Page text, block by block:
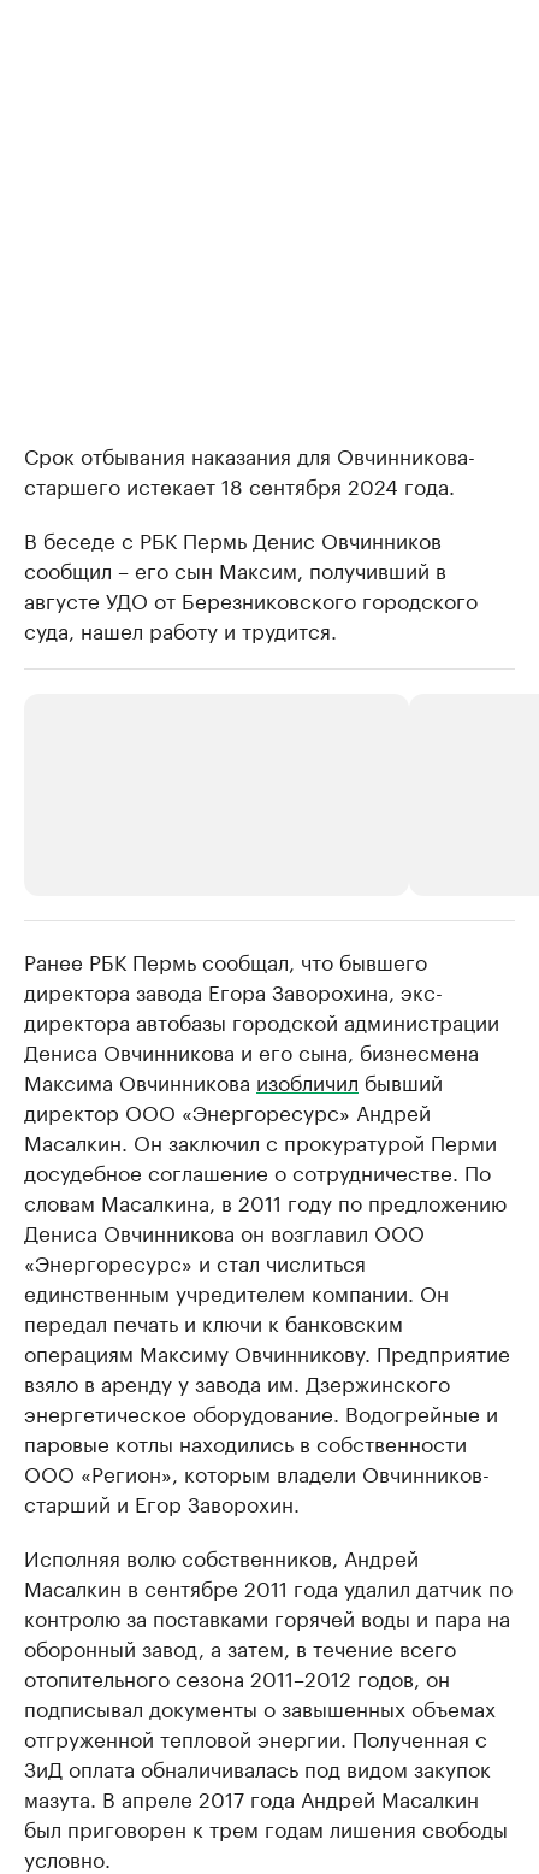
Срок отбывания наказания для Овчинникова-
старшего истекает 18 сентября 2024 года.
В беседе с РБК Пермь Денис Овчинников
сообщил – его сын Максим, получивший в
августе УДО от Березниковского городского
суда, нашел работу и трудится.
Крупные организации в
нефтегазовой промышленности
Найдите и проверьте данные в каталоге Посмотрите
Ранее РБК Пермь сообщал, что бывшего
директора завода Егора Заворохина, экс-
директора автобазы городской администрации
Дениса Овчинникова и его сына, бизнесмена
Максима Овчинникова изобличил бывший
директор ООО «Энергоресурс» Андрей
Масалкин. Он заключил с прокуратурой Перми
досудебное соглашение о сотрудничестве. По
словам Масалкина, в 2011 году по предложению
Дениса Овчинникова он возглавил ООО
«Энергоресурс» и стал числиться
единственным учредителем компании. Он
передал печать и ключи к банковским
операциям Максиму Овчинникову. Предприятие
взяло в аренду у завода им. Дзержинского
энергетическое оборудование. Водогрейные и
паровые котлы находились в собственности
ООО «Регион», которым владели Овчинников-
старший и Егор Заворохин.
Исполняя волю собственников, Андрей
Масалкин в сентябре 2011 года удалил датчик по
контролю за поставками горячей воды и пара на
оборонный завод, а затем, в течение всего
отопительного сезона 2011–2012 годов, он
подписывал документы о завышенных объемах
отгруженной тепловой энергии. Полученная с
ЗиД оплата обналичивалась под видом закупок
мазута. В апреле 2017 года Андрей Масалкин
был приговорен к трем годам лишения свободы
условно.